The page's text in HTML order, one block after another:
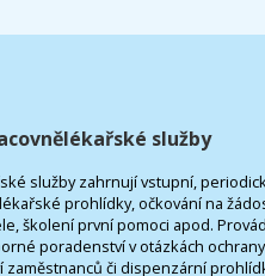
služby
služby zahrnují vstupní,
prohlídky, očkování na
školení první pomoci apod.
poradenství v otázkách
zaměstnanců či dispenzární